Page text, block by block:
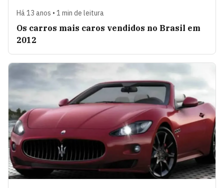
Há 13 anos • 1 min de leitura
Os carros mais caros vendidos no Brasil em
2012